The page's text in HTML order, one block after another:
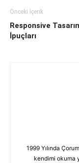
Önceki İçerik
Responsive
İpuçları
1999 Yılında
kendimi okuma